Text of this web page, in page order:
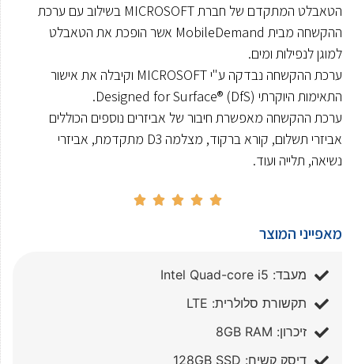
הטאבלט המתקדם של חברת MICROSOFT בשילוב עם ערכת
ההקשחה מבית MobileDemand אשר הופכת את הטאבלט
למוגן לנפילות ומים.
ערכת ההקשחה נבדקה ע"י MICROSOFT וקיבלה את אישור
התאימות היוקרתי Designed for Surface® (DfS).
ערכת ההקשחה מאפשרת חיבור של אביזרים נוספים הכוללים
אביזרי תשלום, קורא ברקוד, מצלמה D3 מתקדמת, אביזרי
נשיאה, תלייה ועוד.





מאפייני המוצר
מעבד: Intel Quad-core i5
תקשורת סלולרית: LTE
זיכרון: 8GB RAM
דיסק קשיח: 128GB SSD